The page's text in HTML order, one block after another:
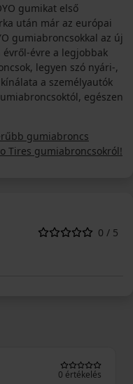
gumikat első
után már az európai
gumiabroncsokkal az új
évre a legjobbak
legyen szó nyári-,
a személyautók
egészen
gumiabroncs
Tires gumiabroncsokról!
0 / 5
0 értékelés